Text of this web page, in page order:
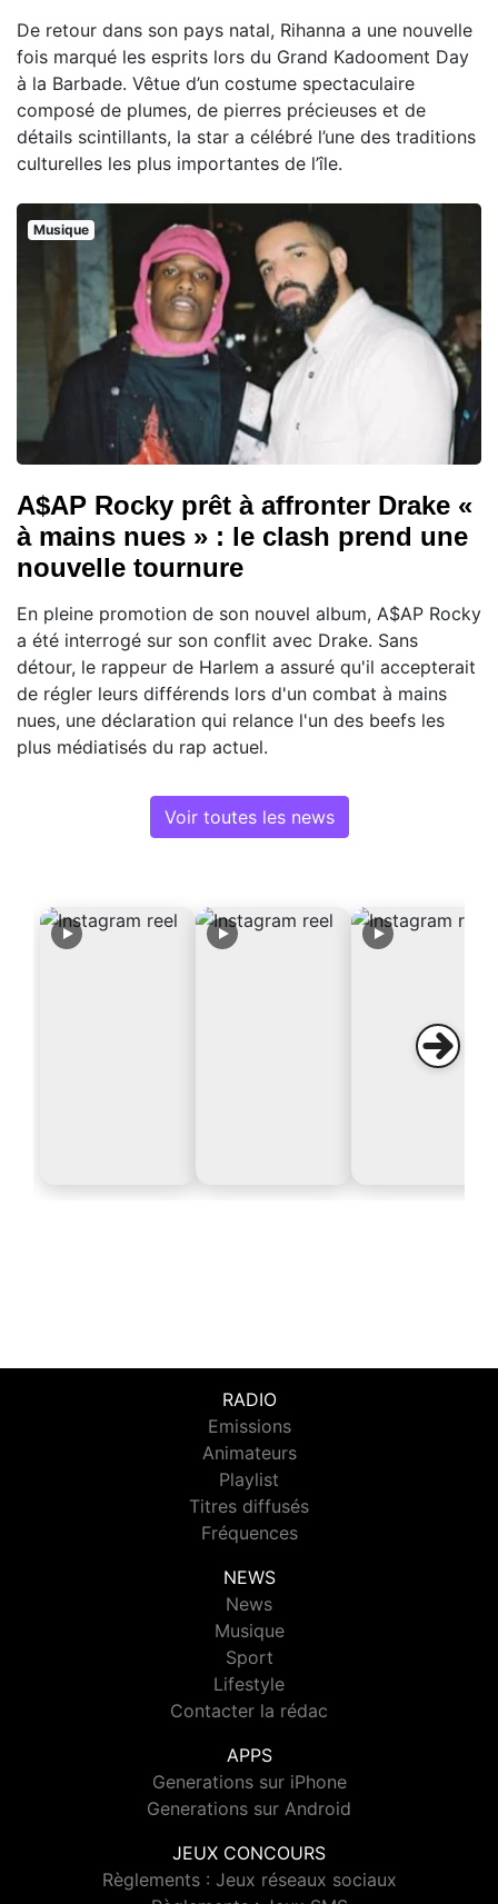
De retour dans son pays natal, Rihanna a une nouvelle
fois marqué les esprits lors du Grand Kadooment Day
à la Barbade. Vêtue d’un costume spectaculaire
composé de plumes, de pierres précieuses et de
détails scintillants, la star a célébré l’une des traditions
culturelles les plus importantes de l’île.
Musique
A$AP Rocky prêt à affronter Drake «
à mains nues » : le clash prend une
nouvelle tournure
En pleine promotion de son nouvel album, A$AP Rocky
a été interrogé sur son conflit avec Drake. Sans
détour, le rappeur de Harlem a assuré qu'il accepterait
de régler leurs différends lors d'un combat à mains
nues, une déclaration qui relance l'un des beefs les
plus médiatisés du rap actuel.
Voir toutes les news
RADIO
Emissions
Animateurs
Playlist
Titres diffusés
Fréquences
NEWS
News
Musique
Sport
Lifestyle
Contacter la rédac
APPS
Generations sur iPhone
Generations sur Android
JEUX CONCOURS
Règlements : Jeux réseaux sociaux